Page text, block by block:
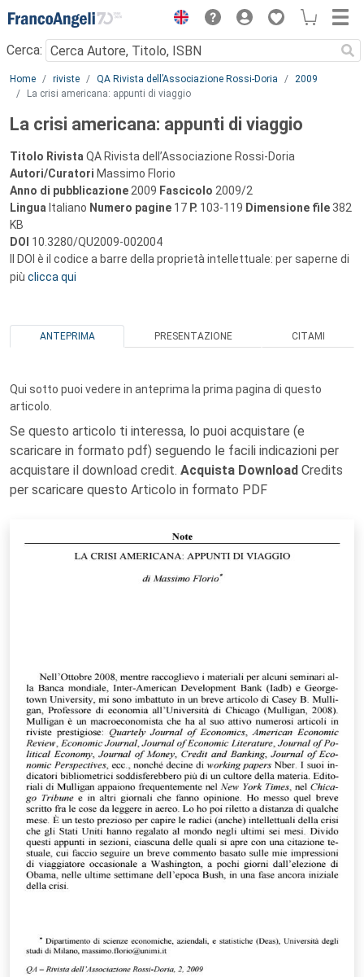
Menu
Cerca:
Main content
Home riviste QA Rivista dell’Associazione Rossi-Doria
2009
La crisi americana: appunti di viaggio
La crisi americana: appunti di viaggio
Titolo Rivista QA Rivista dell’Associazione Rossi-Doria
Autori/Curatori Massimo Florio
Anno di pubblicazione 2009 Fascicolo 2009/2
Lingua Italiano Numero pagine 17 P. 103-119 Dimensione file 382
KB
DOI 10.3280/QU2009-002004
Il DOI è il codice a barre della proprietà intellettuale: per saperne di
più clicca qui
ANTEPRIMA PRESENTAZIONE CITAMI
Qui sotto puoi vedere in anteprima la prima pagina di questo
articolo.
Se questo articolo ti interessa, lo puoi acquistare (e
scaricare in formato pdf) seguendo le facili indicazioni per
acquistare il download credit. Acquista Download Credits
per scaricare questo Articolo in formato PDF